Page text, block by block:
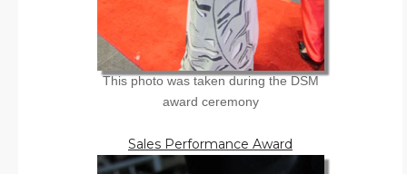
This photo was taken during the DSM
award ceremony
Sales Performance Award